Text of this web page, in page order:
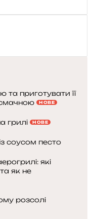
приготувати її
НОВЕ
грилі НОВЕ
соусом песто
які
як не
розсолі